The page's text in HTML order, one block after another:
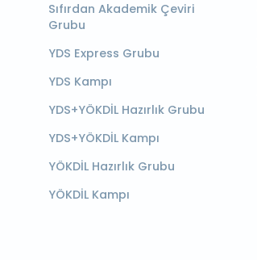
Sıfırdan Akademik Çeviri
Grubu
YDS Express Grubu
YDS Kampı
YDS+YÖKDİL Hazırlık Grubu
YDS+YÖKDİL Kampı
YÖKDİL Hazırlık Grubu
YÖKDİL Kampı